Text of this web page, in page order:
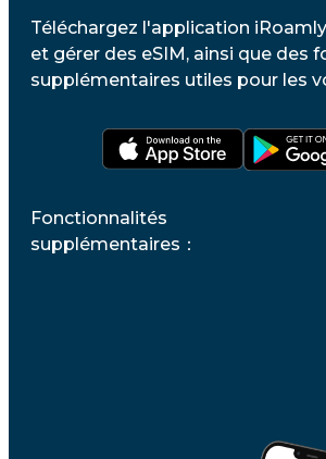
Téléchargez l'application
et gérer des eSIM, ainsi que des
supplémentaires utiles pour les
Fonctionnalités
supplémentaires ：